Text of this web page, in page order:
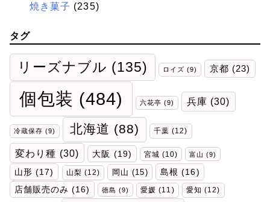
焼き菓子 (235)
タグ
リーズナブル (135) ロイズ (9) 京都 (23)
個包装 (484) 六花亭 (9) 兵庫 (30)
冷蔵保存 (9) 北海道 (88) 千葉 (12)
変わり種 (30) 大阪 (19) 宮城 (10) 富山 (9)
山形 (17) 山梨 (12) 岡山 (15) 島根 (16)
店舗販売のみ (16) 徳島 (9) 愛媛 (11) 愛知 (12)